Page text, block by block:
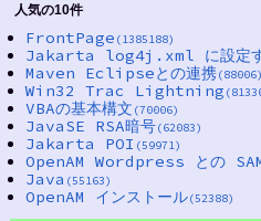
人気の10件
FrontPage (1385188)
Jakarta log4j.xml に設定す
Maven Eclipseとの連携(88006)
Win32 Trac Lightning
VBAの基本構文 (70006)
JavaSE RSA暗号(62083)
Jakarta POI (59971)
OpenAM Wordpress との
Java (55163)
OpenAM インストール(52388)